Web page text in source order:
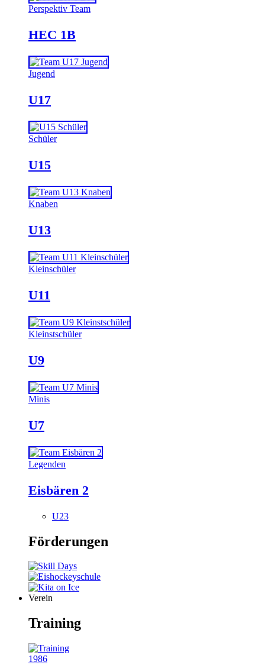
Perspektiv Team
HEC 1B
Jugend
U17
Schüler
U15
Knaben
U13
Kleinschüler
U11
Kleinstschüler
U9
Minis
U7
Legenden
Eisbären 2
U23
Förderungen
Verein
Training
1986